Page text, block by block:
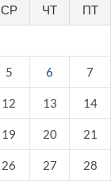
СР ЧТ ПТ
5 6 7
12 13 14
19 20 21
26 27 28